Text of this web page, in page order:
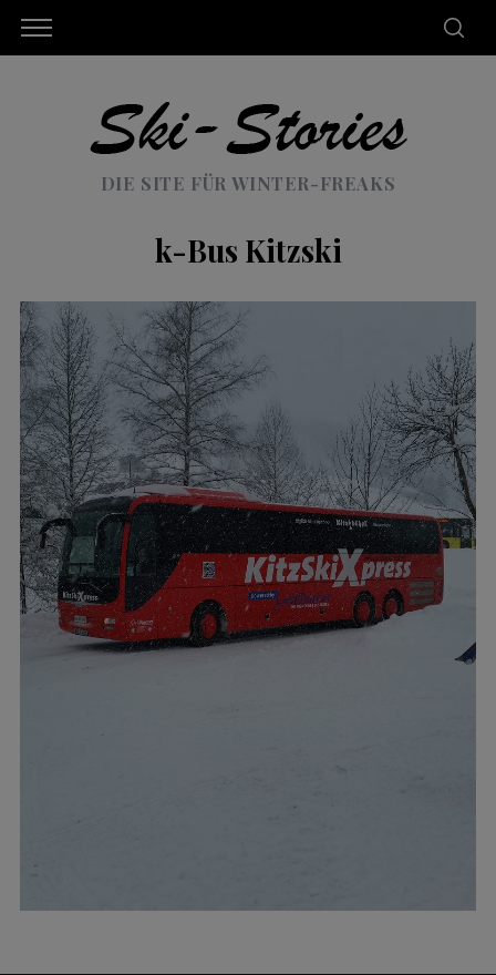
DIE SITE FÜR WINTER-FREAKS
k-Bus Kitzski